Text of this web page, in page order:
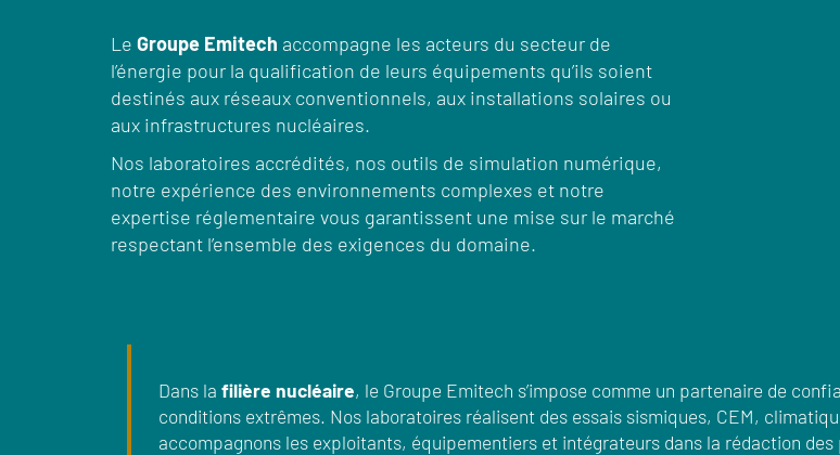
Le Groupe Emitech accompagne les acteurs du secteur de
l’énergie pour la qualification de leurs équipements qu’ils soient
destinés aux réseaux conventionnels, aux installations solaires ou
aux infrastructures nucléaires.
Nos laboratoires accrédités, nos outils de simulation numérique,
notre expérience des environnements complexes et notre
expertise réglementaire vous garantissent une mise sur le marché
respectant l’ensemble des exigences du domaine.
Dans la filière nucléaire, le Groupe Emitech s’impose comme un partenaire de
conditions extrêmes. Nos laboratoires réalisent des essais sismiques, CEM,
accompagnons les exploitants, équipementiers et intégrateurs dans la rédaction